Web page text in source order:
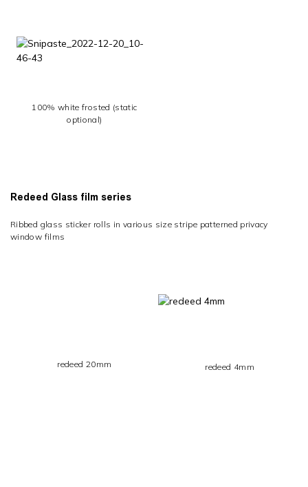
100% white frosted (static
optional)
Redeed Glass film series
Ribbed glass sticker rolls in various size stripe patterned privacy
window films
redeed 20mm redeed 4mm